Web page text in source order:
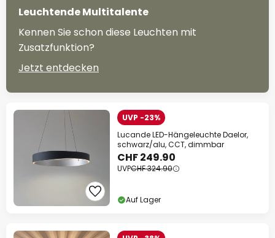
Leuchtende Multitalente
Kennen Sie schon diese Leuchten mit
Zusatzfunktion?
Jetzt entdecken
UVP -23%
Lucande LED-Hängeleuchte Daelor,
schwarz/alu, CCT, dimmbar
CHF 249.90
UVPCHF 324.90
Auf Lager